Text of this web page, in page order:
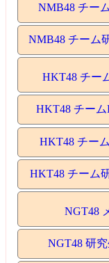
NMB48 チー
NMB48 チーム
HKT48 チー
HKT48 チー
HKT48 チー
HKT48 チーム
NGT48
NGT48 研